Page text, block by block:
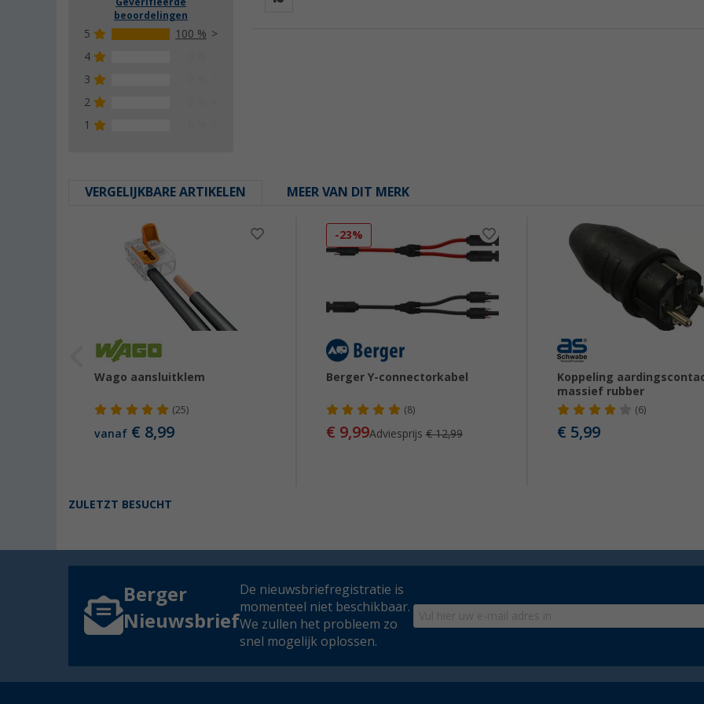
Geverifieerde
beoordelingen
5
100 %
4
3
2
1
VERGELIJKBARE ARTIKELEN MEER VAN DIT MERK
Wago aansluitklem
(25)
vanaf € 8,99
-23%
Berger Y-connectorkabel
(8)
€ 9,99Adviesprijs € 12,99
Koppeling
massief rubber
(6)
€ 5,99
ZULETZT BESUCHT
Berger
Nieuwsbrief
De nieuwsbriefregistratie is
momenteel niet beschikbaar.
We zullen het probleem zo
snel mogelijk oplossen.